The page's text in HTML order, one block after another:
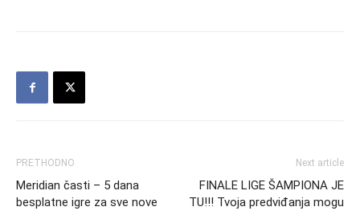
PRETHODNO
Meridian časti – 5 dana
besplatne igre za sve nove
Next article
FINALE LIGE ŠAMPIONA JE
TU!!! Tvoja predviđanja mogu